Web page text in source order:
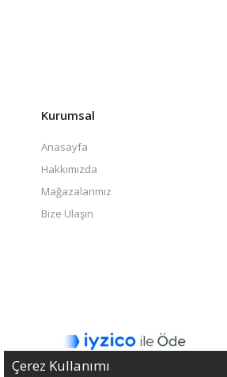
Kurumsal
Anasayfa
Hakkımızda
Mağazalarımız
Bize Ulaşın
Çerez Kullanımı